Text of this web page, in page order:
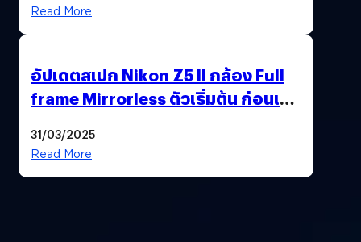
Read More
อัปเดตสเปก Nikon Z5 II กล้อง Full
frame Mirrorless ตัวเริ่มต้น ก่อนเปิด
31/03/2025
Read More